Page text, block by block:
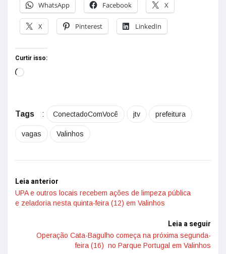
WhatsApp
Facebook X
X Pinterest LinkedIn
Curtir isso:
Tags : ConectadoComVocê jtv prefeitura
vagas Valinhos
Leia anterior
UPA e outros locais recebem ações de limpeza pública
e zeladoria nesta quinta-feira (12) em Valinhos
Leia a seguir
Operação Cata-Bagulho começa na próxima segunda-
feira (16) no Parque Portugal em Valinhos